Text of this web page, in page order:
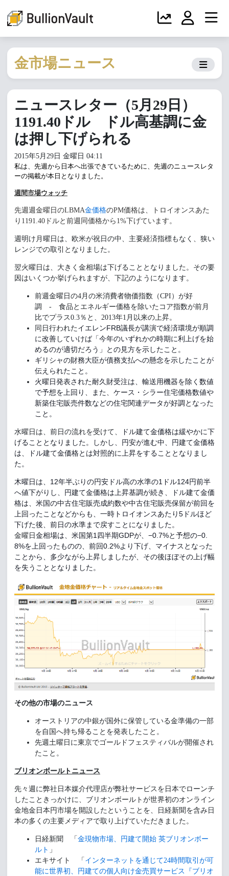
金市場ニュース
ニュースレター（5月29日）
1191.40ドル ドル高基調に金
は押し下げられる
2015年5月29日 金曜日 04:11
私は、先週から日本へ出張できているために、先週のニュースレタ
ーの掲載が本日となりました。
週間市場ウォッチ
先週週金曜日のLBMA金価格のPM価格は、トロイオンスあた
り1191.40ドルと前週同価格から1%下げています。
週明け月曜日は、欧米が祝日の中、主要経済指標もなく、狭い
レンジでの取引となりました。
翌火曜日は、大きく金相場は下げることとなりました。その要
因はいくつか挙げられますが、下記のようになります。
前週金曜日の4月の米消費者物価指数（CPI）が好
調 - 食品とエネルギー価格を除いたコア指数が前月
比でプラス0.3％と、2013年1月以来の上昇。
同日行われたイエレンFRB議長が講演で経済環境が順調
に改善していけば「今年のいずれかの時期に利上げを始
めるのが適切だろう」
との見方を示したこと。
ギリシャの財務大臣が債務支払への懸念を示したことが
伝えられたこと。
火曜日発表された耐久財受注は、 輸送用機器を除く数値
で予想を上回り、また、ケース・ シラー住宅価格数値や
新築住宅販売件数などの住宅関連データが好調となった
こと。
水曜日は、前日の流れを受けて、
ドル建て金価格は緩やかに下
げることとなりました。しかし、円安が進む中、円建て金価格
は、
ドル建て金価格とは対照的に上昇をすることとなりまし
た。
木曜日は、 12年半ぶりの円安ドル高の水準の1ドル124円前半
へ値下がり し、円建て金価格は上昇基調が続き、ドル建て金価
格は、 米国の中古住宅販売成約数や中古住宅販売保留が前回を
上回ったこ となどからも、一時トロイオンスあたり5ドルほど
下げた後、 前日の水準まで戻すことになりました。
金曜日 金相場は、米国第1四半期GDPが、−0.7%と予想の−0.
8%を上回ったものの、前回0.2%より下げ、 マイナスとなった
ことから、多少ながら上昇しましたが、その後ほぼその上げ幅
を失うこととなりました。
その他の市場のニュース
オーストリアの中銀が国外に保管している金準備の一部
を自国へ持ち帰ることを発表したこと。
先週土曜日に東京でゴールドフェスティバルが開催され
たこと。
ブリオンボールトニュース
先々週に弊社日本媒介代理店が弊社サービスを日本でローンチ
したこときっかけに、ブリオンボールトが世界初のオンライン
金地金日本円市場を開設したということを、日経新聞を含み日
本の多くの主要メディアで取り上げていただきました。
日経新聞 「 金現物市場、円建て開始 英ブリオンボー
ルト 」
エキサイト 「 インターネットを通じて24時間取引が可
能に世界初、円建ての個人向け金売買サービス『ブリオ